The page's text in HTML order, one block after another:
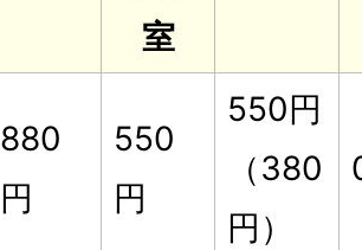
室
880
円
550
円
550円
（380
円）